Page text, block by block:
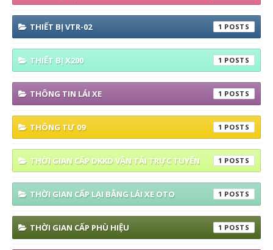
THIẾT BỊ VTR-02 1
THIẾT BỊ X200 1
THÔNG TIN LÁI XE 1
THÔNG TƯ 09 1
THỜI GIAN CẤP DKKD VẬN TẢI TRỰC TUYẾN 1
THỜI GIAN CẤP LẠI BẰNG LÁI XE OTO 1
THỜI GIAN CẤP PHÙ HIỆU 1